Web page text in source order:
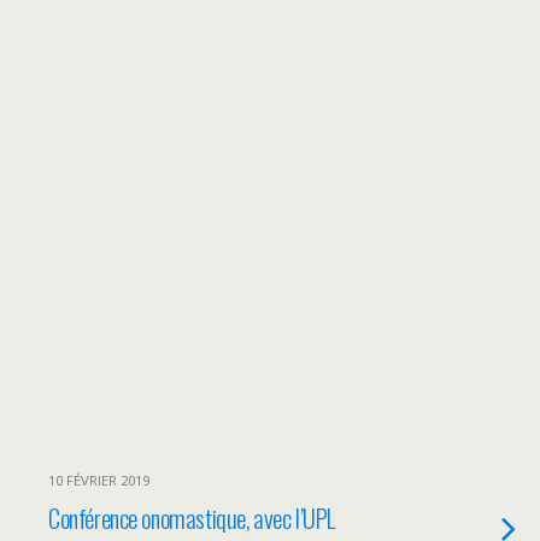
10 FÉVRIER 2019
Conférence onomastique, avec l’UPL